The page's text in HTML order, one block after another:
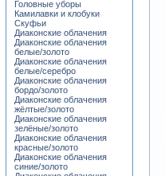
Головные уборы
Камилавки и клобуки
Скуфьи
Диаконские облачения
Диаконские облачения
белые/золото
Диаконские облачения
белые/серебро
Диаконские облачения
бордо/золото
Диаконские облачения
жёлтые/золото
Диаконские облачения
зелёные/золото
Диаконские облачения
красные/золото
Диаконские облачения
синие/золото